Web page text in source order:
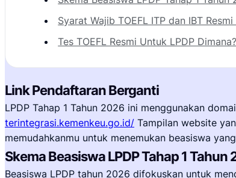
Syarat Wajib TOEFL ITP dan IBT Resmi
Tes TOEFL Resmi Untuk LPDP Dimana?
Link Pendaftaran Berganti
LPDP Tahap 1 Tahun 2026 ini menggunakan
terintegrasi.kemenkeu.go.id/ Tampilan website
memudahkanmu untuk menemukan beasiswa
Skema Beasiswa LPDP Tahap 1 Tahun
Beasiswa LPDP tahun 2026 difokuskan untuk